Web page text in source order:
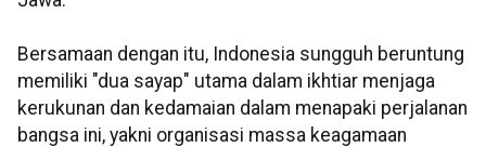
Bersamaan dengan itu, Indonesia sungguh beruntung
memiliki "dua sayap" utama dalam ikhtiar menjaga
kerukunan dan kedamaian dalam menapaki perjalanan
bangsa ini, yakni organisasi massa keagamaan